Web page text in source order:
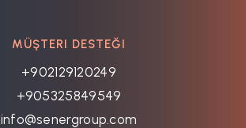
MÜŞTERI DESTEĞI
+902129120249
+905325849549
info@senergroup.com